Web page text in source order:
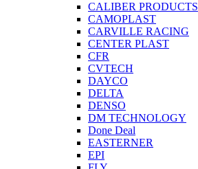
CALIBER PRODUCTS
CAMOPLAST
CARVILLE RACING
CENTER PLAST
CFR
CVTECH
DAYCO
DELTA
DENSO
DM TECHNOLOGY
Done Deal
EASTERNER
EPI